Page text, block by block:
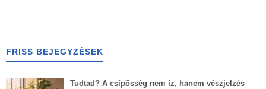
FRISS BEJEGYZÉSEK
Tudtad? A csípősség nem íz, hanem vészjelzés